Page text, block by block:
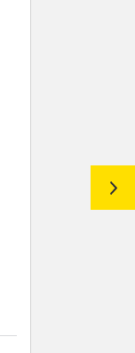
ID 724775
€ 442